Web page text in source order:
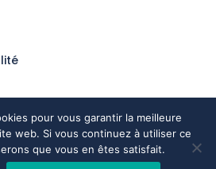
pour vous garantir la meilleure
web. Si vous continuez à utiliser ce
que vous en êtes satisfait.